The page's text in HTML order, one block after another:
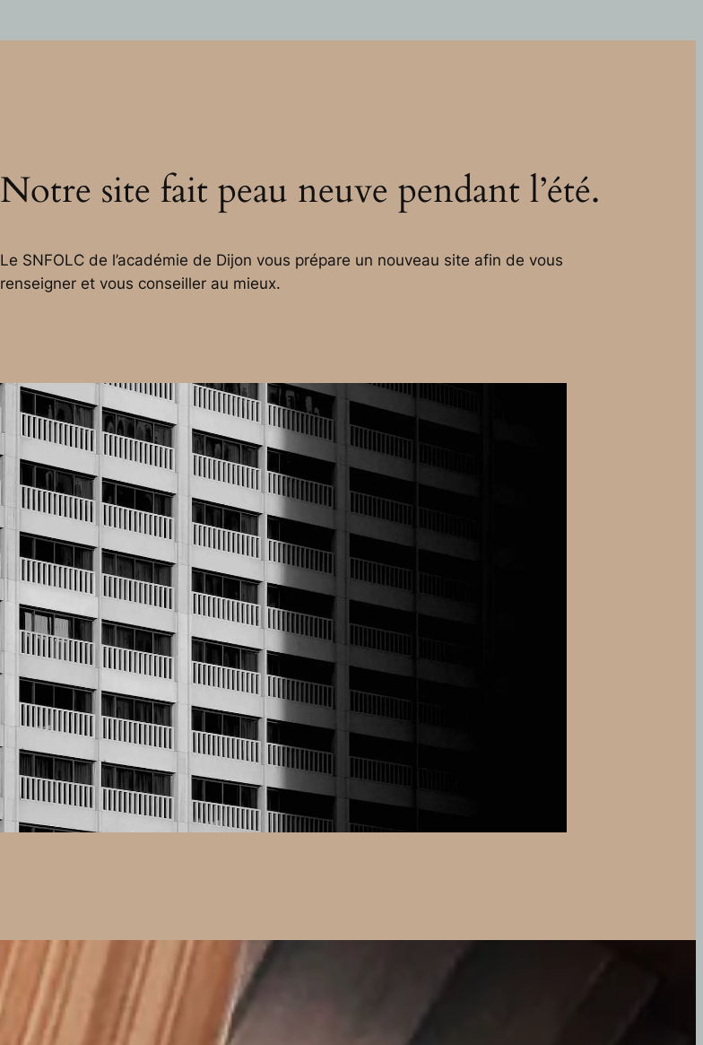
Notre site fait peau neuve pendant l’été.
Le SNFOLC de l’académie de Dijon vous prépare un nouveau site afin de vous
renseigner et vous conseiller au mieux.